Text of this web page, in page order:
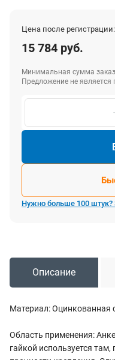
Цена после регистрации:
15 784 руб.
Минимальная сумма
Предложение не является
Нужно больше 100 штук?
Описание
Материал: Оцинкованная
Область применения:
гайкой используется там,